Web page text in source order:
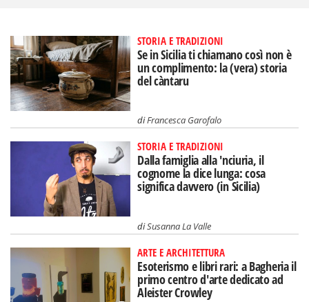
STORIA E TRADIZIONI
Se in Sicilia ti chiamano così non è
un complimento: la (vera) storia
del càntaru
diFrancesca Garofalo
STORIA E TRADIZIONI
Dalla famiglia alla 'nciuria, il
cognome la dice lunga: cosa
significa davvero (in Sicilia)
diSusanna La Valle
ARTE E ARCHITETTURA
Esoterismo e libri rari: a Bagheria il
primo centro d'arte dedicato ad
Aleister Crowley